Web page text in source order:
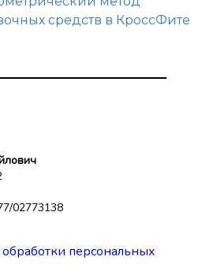
средств в КроссФите
02773138
персональных